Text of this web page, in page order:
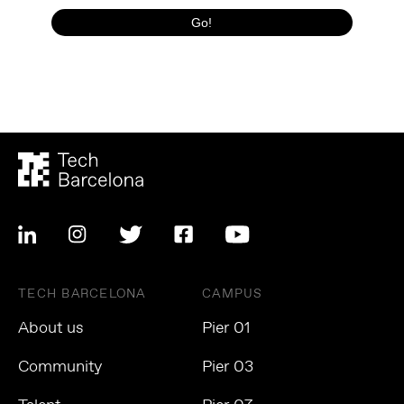
TECH BARCELONA
About us
Community
CAMPUS
Pier 01
Pier 03